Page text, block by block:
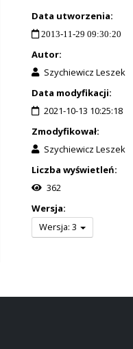
Data utworzenia:
2013-11-29 09:30:20
Autor:
Szychiewicz Leszek
Data modyfikacji:
2021-10-13 10:25:18
Zmodyfikował:
Szychiewicz Leszek
Liczba wyświetleń:
362
Wersja:
Wersja: 3